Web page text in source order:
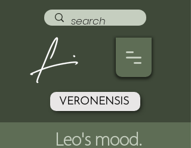
VERONENSIS
Leo's mood.